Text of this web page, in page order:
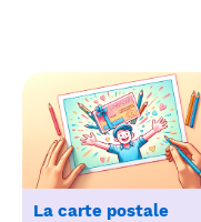
La carte postale